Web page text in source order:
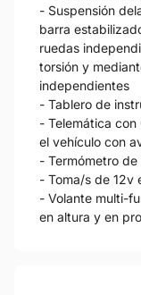
- Suspensión
barra
ruedas
torsión y
independientes
- Tablero de
- Telemática
el vehículo con
- Termómetro
- Toma/s de 12v
- Volante multi-
en altura y en